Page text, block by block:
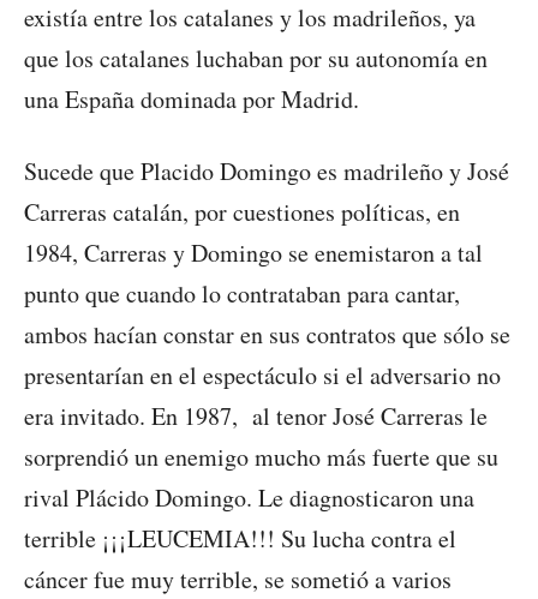
existía entre los catalanes y los madrileños, ya
que los catalanes luchaban por su autonomía en
una España dominada por Madrid.
Sucede que Placido Domingo es madrileño y José
Carreras catalán, por cuestiones políticas, en
1984, Carreras y Domingo se enemistaron a tal
punto que cuando lo contrataban para cantar,
ambos hacían constar en sus contratos que sólo se
presentarían en el espectáculo si el adversario no
era invitado. En 1987, al tenor José Carreras le
sorprendió un enemigo mucho más fuerte que su
rival Plácido Domingo. Le diagnosticaron una
terrible ¡¡¡LEUCEMIA!!! Su lucha contra el
cáncer fue muy terrible, se sometió a varios